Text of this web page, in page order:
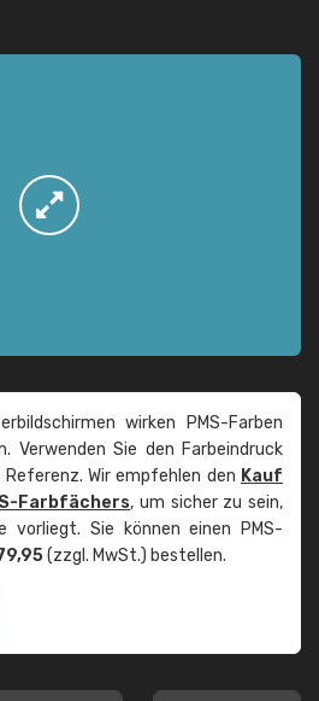
wirken PMS-Farben
Verwenden Sie den Farbeindruck
Wir empfehlen den Kauf
Farbfächers, um sicher zu sein,
vorliegt. Sie können einen PMS-
(zzgl. MwSt.) bestellen.